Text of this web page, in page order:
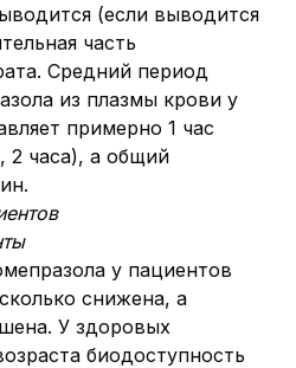
(если выводится
часть
Средний период
из плазмы крови у
примерно 1 час
2 часа), а общий
у пациентов
снижена, а
У здоровых
биодоступность